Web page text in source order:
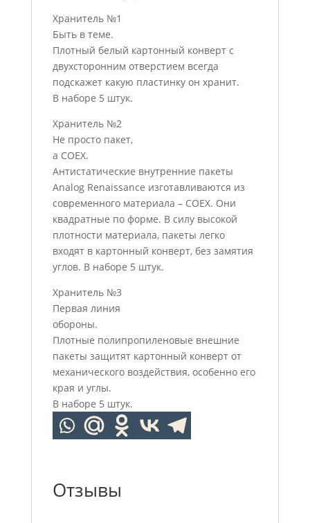
Хранитель №1
Быть в теме.
Плотный белый картонный конверт с
двухсторонним отверстием всегда
подскажет какую пластинку он хранит.
В наборе 5 штук.
Хранитель №2
Не просто пакет,
а COEX.
Антистатические внутренние пакеты
Analog Renaissance изготавливаются из
современного материала – COEX. Они
квадратные по форме. В силу высокой
плотности материала, пакеты легко
входят в картонный конверт, без замятия
углов. В наборе 5 штук.
Хранитель №3
Первая линия
обороны.
Плотные полипропиленовые внешние
пакеты защитят картонный конверт от
механического воздействия, особенно его
края и углы.
В наборе 5 штук.
Отзывы